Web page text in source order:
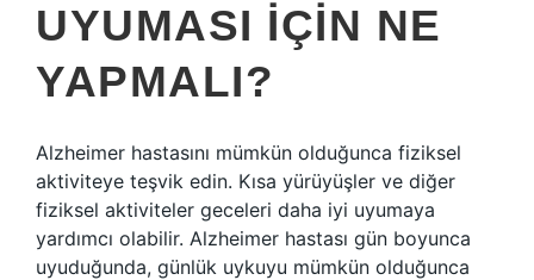
UYUMASI IÇIN NE
YAPMALI?
Alzheimer hastasını mümkün olduğunca fiziksel
aktiviteye teşvik edin. Kısa yürüyüşler ve diğer
fiziksel aktiviteler geceleri daha iyi uyumaya
yardımcı olabilir. Alzheimer hastası gün boyunca
uyuduğunda, günlük uykuyu mümkün olduğunca